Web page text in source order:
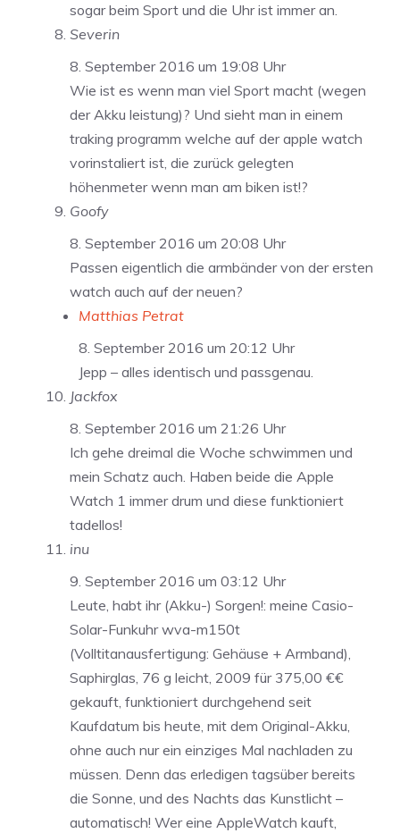
sogar beim Sport und die Uhr ist immer an.
Severin
8. September 2016 um 19:08 Uhr
Wie ist es wenn man viel Sport macht (wegen
der Akku leistung)? Und sieht man in einem
traking programm welche auf der apple watch
vorinstaliert ist, die zurück gelegten
höhenmeter wenn man am biken ist!?
Goofy
8. September 2016 um 20:08 Uhr
Passen eigentlich die armbänder von der ersten
watch auch auf der neuen?
Matthias Petrat
8. September 2016 um 20:12 Uhr
Jepp – alles identisch und passgenau.
Jackfox
8. September 2016 um 21:26 Uhr
Ich gehe dreimal die Woche schwimmen und
mein Schatz auch. Haben beide die Apple
Watch 1 immer drum und diese funktioniert
tadellos!
inu
9. September 2016 um 03:12 Uhr
Leute, habt ihr (Akku-) Sorgen!: meine Casio-
Solar-Funkuhr wva-m150t
(Volltitanausfertigung: Gehäuse + Armband),
Saphirglas, 76 g leicht, 2009 für 375,00 €€
gekauft, funktioniert durchgehend seit
Kaufdatum bis heute, mit dem Original-Akku,
ohne auch nur ein einziges Mal nachladen zu
müssen. Denn das erledigen tagsüber bereits
die Sonne, und des Nachts das Kunstlicht –
automatisch! Wer eine AppleWatch kauft,